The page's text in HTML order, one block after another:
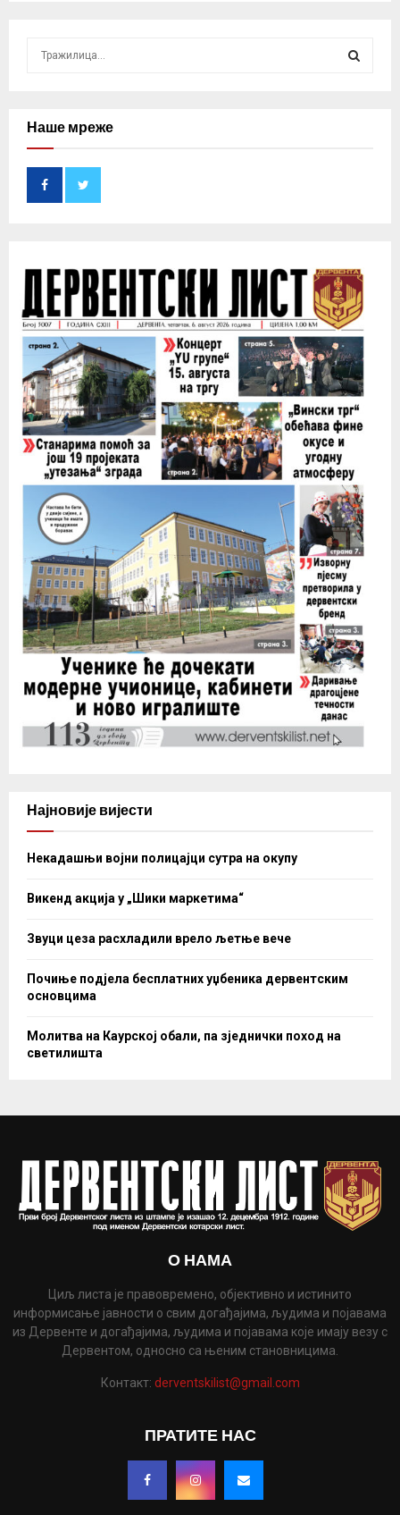
c
H
Наше мреже
Најновије вијести
Некадашњи војни полицајци сутра на окупу
Викенд акција у „Шики маркетима“
Звуци цеза расхладили врело љетње вече
Почиње подјела бесплатних уџбеника дервентским
основцима
Молитва на Каурској обали, па зједнички поход на
светилишта
О НАМА
Циљ листа је правовремено, објективно и истинито
информисање јавности о свим догађајима, људима и појавама
из Дервенте и догађајима, људима и појавама које имају везу с
Дервентом, односно са њеним становницима.
Контакт: derventskilist@gmail.com
ПРАТИТЕ НАС